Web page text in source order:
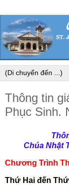
Thông tin
Phục Sinh.
Chúa Nhật
Chương Trình
Thứ Hai đến